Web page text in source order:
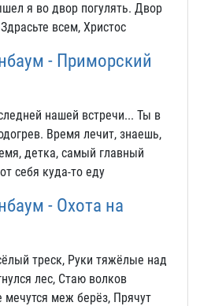
я во двор погулять. Двор
всем, Христос
- Приморский
нашей встречи... Ты в
Время лечит, знаешь,
детка, самый главный
себя куда-то еду
- Охота на
треск, Руки тяжёлые над
лес, Стаю волков
меж берёз, Прячут